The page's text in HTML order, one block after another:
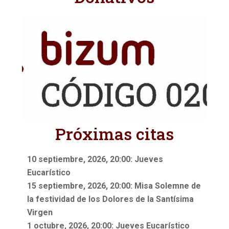
Próximas citas
10 septiembre, 2026, 20:00: Jueves
Eucarístico
15 septiembre, 2026, 20:00: Misa Solemne de
la festividad de los Dolores de la Santísima
Virgen
1 octubre, 2026, 20:00: Jueves Eucarístico